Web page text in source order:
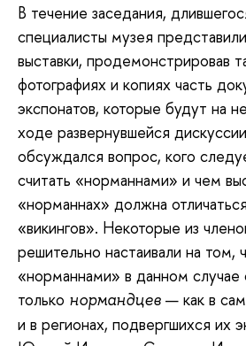
В течение заседания,
специалисты музея
выставки, продемонстрировав
фотографиях и копиях часть
экспонатов, которые будут на
ходе развернувшейся
обсуждался вопрос, кого
считать «норманнами» и чем
«норманнах» должна
«викингов». Некоторые из
решительно настаивали на том,
«норманнами» в данном случае
только нормандцев — как в
и в регионах, подвергшихся их